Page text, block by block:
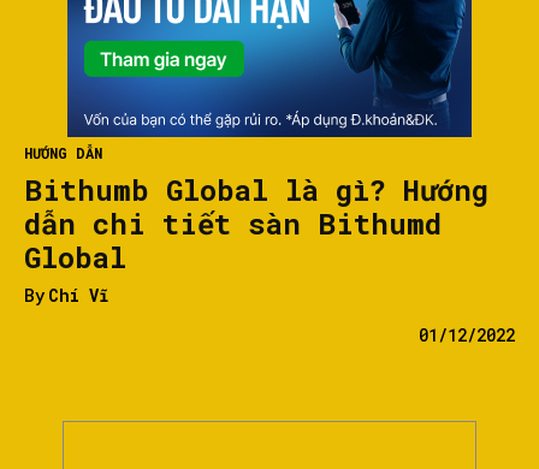
HƯỚNG DẪN
Bithumb Global là gì? Hướng
dẫn chi tiết sàn Bithumd
Global
By Chí Vĩ
01/12/2022